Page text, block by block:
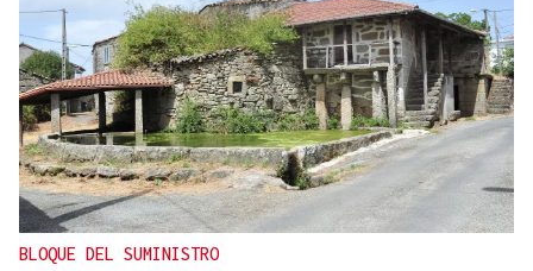
BLOQUE DEL SUMINISTRO